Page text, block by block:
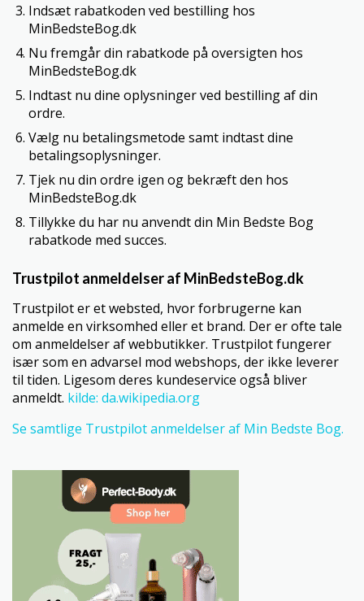
Indsæt rabatkoden ved bestilling hos
MinBedsteBog.dk
Nu fremgår din rabatkode på oversigten hos
MinBedsteBog.dk
Indtast nu dine oplysninger ved bestilling af din
ordre.
Vælg nu betalingsmetode samt indtast dine
betalingsoplysninger.
Tjek nu din ordre igen og bekræft den hos
MinBedsteBog.dk
Tillykke du har nu anvendt din Min Bedste Bog
rabatkode med succes.
Trustpilot anmeldelser af MinBedsteBog.dk
Trustpilot er et websted, hvor forbrugerne kan
anmelde en virksomhed eller et brand. Der er ofte tale
om anmeldelser af webbutikker. Trustpilot fungerer
især som en advarsel mod webshops, der ikke leverer
til tiden. Ligesom deres kundeservice også bliver
anmeldt. kilde: da.wikipedia.org
Se samtlige Trustpilot anmeldelser af Min Bedste Bog.